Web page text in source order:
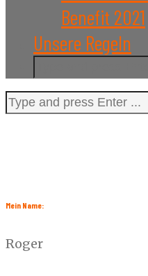
Benefit 2021
Unsere Regeln
for:
Search
for:
Mein Name:
Roger